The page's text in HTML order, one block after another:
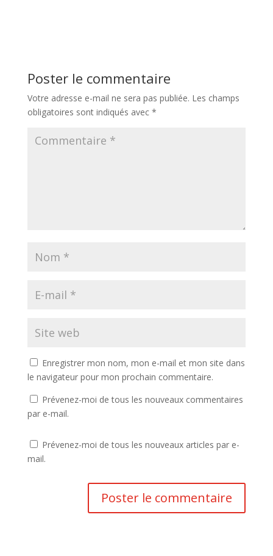
Poster le commentaire
Votre adresse e-mail ne sera pas publiée. Les champs
obligatoires sont indiqués avec *
Enregistrer mon nom, mon e-mail et mon site dans
le navigateur pour mon prochain commentaire.
Prévenez-moi de tous les nouveaux commentaires
par e-mail.
Prévenez-moi de tous les nouveaux articles par e-
mail.